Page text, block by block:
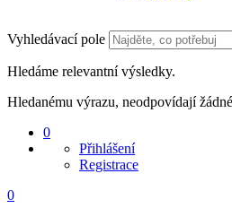
Vyhledávací pole
Hledáme relevantní výsledky.
Hledanému výrazu, neodpovídají
0
Přihlášení
Registrace
0